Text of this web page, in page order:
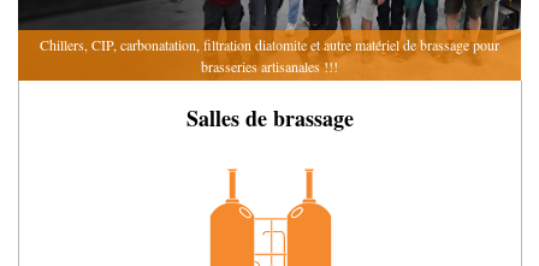
Chillers, CIP, carbonatation, filtration diatomite et autre matériel de brassagepour
brasseries artisanales !!!
Salles de brassage